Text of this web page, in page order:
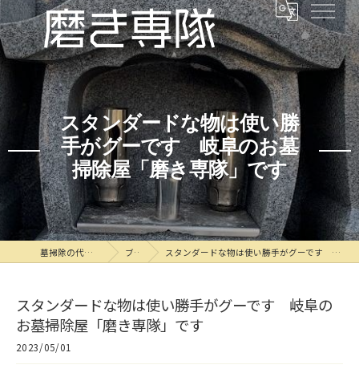
スタンダードな物は使い勝
手がグーです 岐阜のお墓
掃除屋「磨き専隊」です
墓掃除の代行なら磨き専隊 ブログ スタンダードな物は使い勝手がグーです 岐阜のお墓掃除屋「磨き専隊」です
スタンダードな物は使い勝手がグーです 岐阜の
お墓掃除屋「磨き専隊」です
2023/05/01